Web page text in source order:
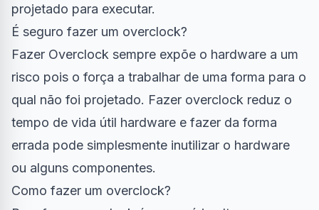
projetado para executar.
É seguro fazer um overclock?
Fazer Overclock sempre expõe o hardware a um
risco pois o força a trabalhar de uma forma para o
qual não foi projetado. Fazer overclock reduz o
tempo de vida útil hardware e fazer da forma
errada pode simplesmente inutilizar o hardware
ou alguns componentes.
Como fazer um overclock?